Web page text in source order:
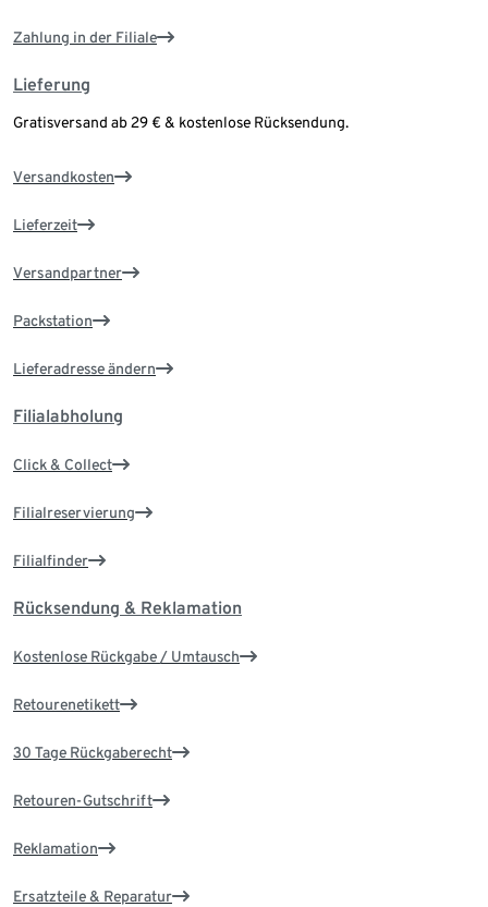
Zahlung in der Filiale
Lieferung
Gratisversand ab 29 € & kostenlose Rücksendung.
Versandkosten
Lieferzeit
Versandpartner
Packstation
Lieferadresse ändern
Filialabholung
Click & Collect
Filialreservierung
Filialfinder
Rücksendung & Reklamation
Kostenlose Rückgabe / Umtausch
Retourenetikett
30 Tage Rückgaberecht
Retouren-Gutschrift
Reklamation
Ersatzteile & Reparatur